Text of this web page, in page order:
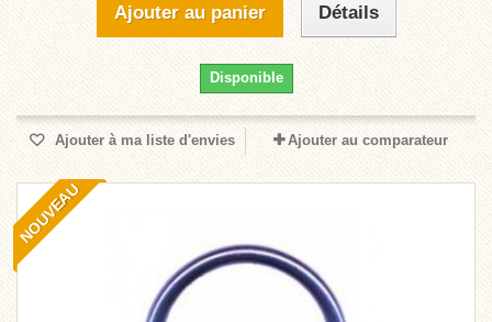
Ajouter au panier Détails
Disponible
Ajouter à ma liste d'envies Ajouter au comparateur
NOUVEAU